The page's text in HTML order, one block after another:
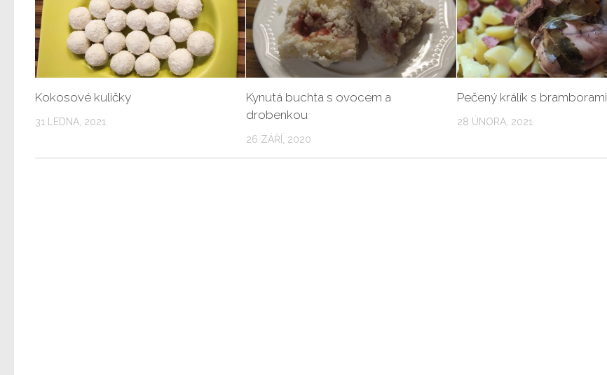
Kokosové kuličky
31 LEDNA, 2021
Kynutá buchta s ovocem a
drobenkou
26 ZÁŘÍ, 2020
Pečený králík s bramborami
28 ÚNORA, 2021